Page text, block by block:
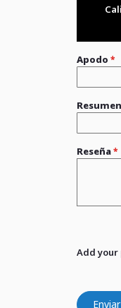
Apodo
Resumen
Reseña
Add your